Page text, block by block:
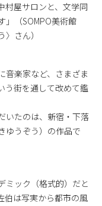
村屋サロンと、文学同
」（SOMPO美術館
さん）
音楽家など、さまざま
う街を通して改めて鑑
いたのは、新宿・下落
ゆうぞう）の作品で
ミック（格式的）だと
伯は写実から都市の風